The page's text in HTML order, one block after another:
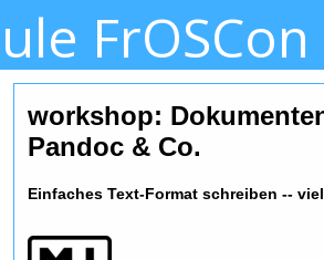
workshop:
Pandoc & Co.
Einfaches Text-Format schreiben --